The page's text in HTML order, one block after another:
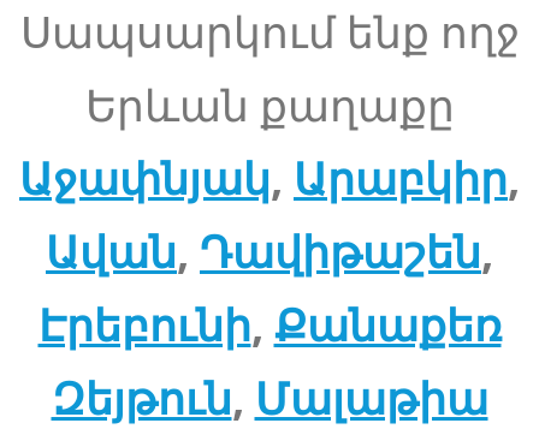
Սապսարկում ենք ողջ
Երևան քաղաքը
Աջափնյակ, Արաբկիր,
Ավան, Դավիթաշեն,
Էրեբունի, Քանաքեռ
Զեյթուն, Մալաթիա